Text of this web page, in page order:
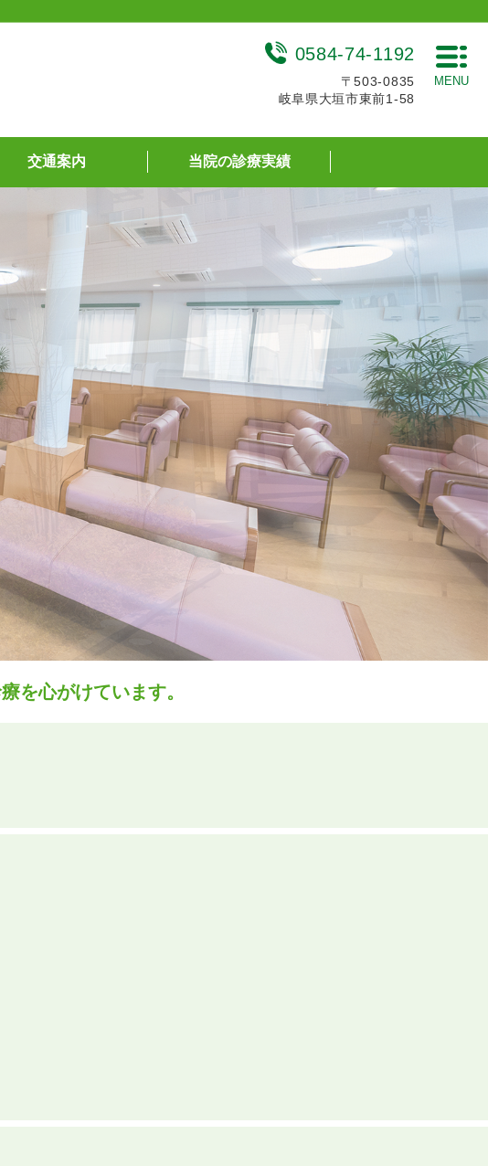
0584-74-1192
〒503-0835
岐阜県大垣市東前1-58
MENU
交通案内 当院の診療実績
を心がけています。